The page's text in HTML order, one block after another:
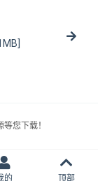
您下载！
的 顶部